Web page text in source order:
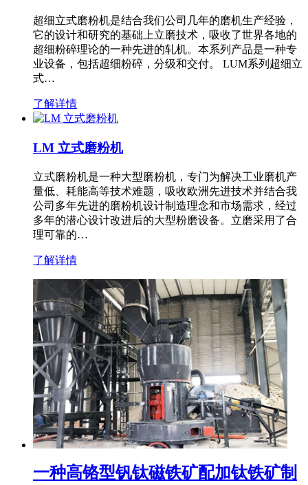
超细立式磨粉机是结合我们公司几年的磨机生产经验，
它的设计和研究的基础上立磨技术，吸收了世界各地的
超细粉碎理论的一种先进的轧机。本系列产品是一种专
业设备，包括超细粉碎，分级和交付。 LUM系列超细立
式…
了解详情
LM 立式磨粉机
立式磨粉机是一种大型磨粉机，专门为解决工业磨机产
量低、耗能高等技术难题，吸收欧洲先进技术并结合我
公司多年先进的磨粉机设计制造理念和市场需求，经过
多年的潜心设计改进后的大型粉磨设备。立磨采用了合
理可靠的…
了解详情
一种高铬型钒钛磁铁矿配加钛铁矿制